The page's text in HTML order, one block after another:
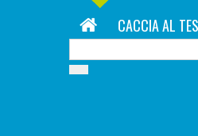
CACCIA AL